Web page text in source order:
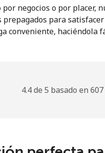
Continuar con
negocios o por placer,
para
conveniente, haciéndola
4.4 de 5 basado en